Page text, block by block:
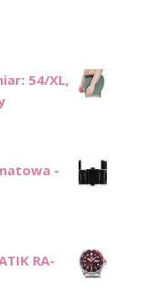
54/XL,
-
RA-